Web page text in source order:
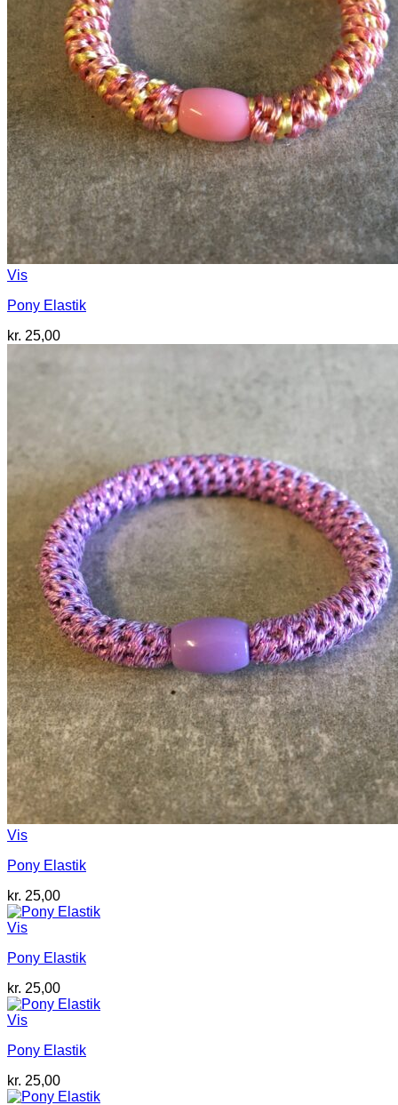
Vis
Pony Elastik
kr. 25,00
Vis
Pony Elastik
kr. 25,00
Vis
Pony Elastik
kr. 25,00
Vis
Pony Elastik
kr. 25,00